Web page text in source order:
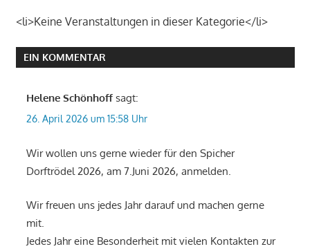
<li>Keine Veranstaltungen in dieser Kategorie</li>
EIN KOMMENTAR
Helene Schönhoff sagt:
26. April 2026 um 15:58 Uhr
Wir wollen uns gerne wieder für den Spicher
Dorftrödel 2026, am 7.Juni 2026, anmelden.
Wir freuen uns jedes Jahr darauf und machen gerne
mit.
Jedes Jahr eine Besonderheit mit vielen Kontakten zur